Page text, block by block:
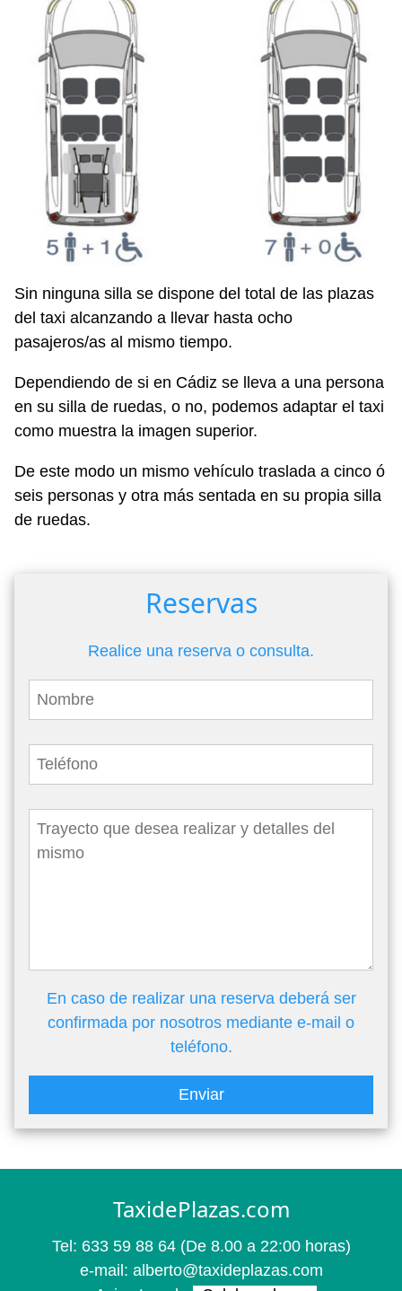
Sin ninguna silla se dispone del total de las plazas
del taxi alcanzando a llevar hasta ocho
pasajeros/as al mismo tiempo.
Dependiendo de si en Cádiz se lleva a una persona
en su silla de ruedas, o no, podemos adaptar el taxi
como muestra la imagen superior.
De este modo un mismo vehículo traslada a cinco ó
seis personas y otra más sentada en su propia silla
de ruedas.
Reservas
Realice una reserva o consulta.
En caso de realizar una reserva deberá ser
confirmada por nosotros mediante e-mail o
teléfono.
Enviar
TaxidePlazas.com
Tel: 633 59 88 64 (De 8.00 a 22:00 horas)
e-mail: alberto@taxideplazas.com